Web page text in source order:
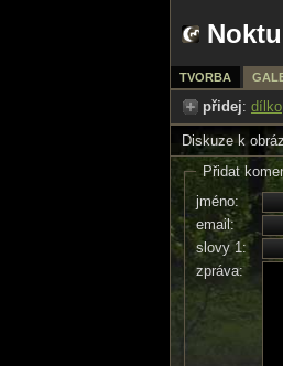
TVORBA
přidej: dílko
Diskuze k
Přidat
jméno:
email:
slovy 1:
zpráva: